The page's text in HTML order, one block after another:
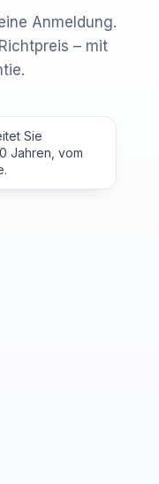
Anmeldung.
– mit
Sie
Jahren, vom